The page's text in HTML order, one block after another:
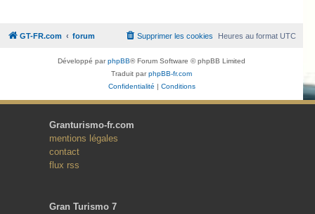
GT-FR.com forum Heures au formatUTC
Supprimer les cookies
Développé parphpBB® Forum Software © phpBB Limited
Traduit parphpBB-fr.com
Confidentialité | Conditions
Granturismo-fr.com
mentions légales
contact
flux rss
Gran Turismo 7